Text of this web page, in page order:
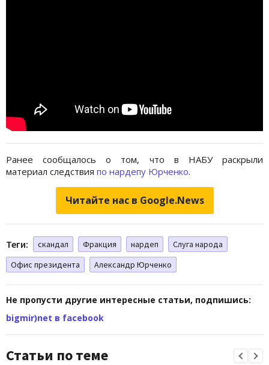
Ранее сообщалось о том, что в НАБУ раскрыли
материал следствия по нардепу Юрченко.
Читайте нас в Google.News
Теги: скандал Фракция нардеп
Слуга народа
Офис президента
Александр Юрченко
Не пропусти другие интересные статьи, подпишись:
bigmir)net в facebook
Статьи по теме